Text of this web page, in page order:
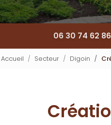
06 30 74 62 86
Accueil Secteur Digoin